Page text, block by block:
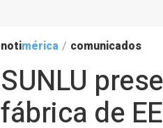
notimérica / comunicados
SUNLU
fábrica de